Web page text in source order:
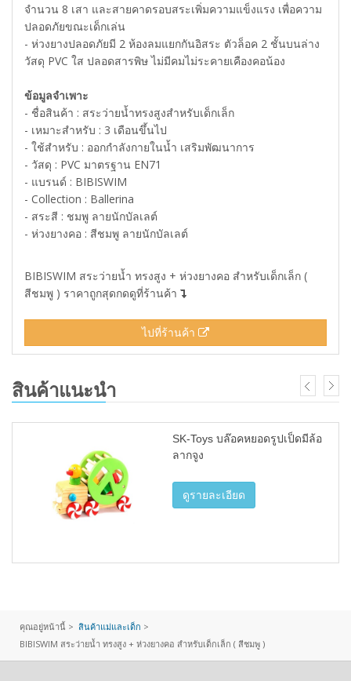
จำนวน 8 เสา และสายคาดรอบสระเพิ่มความแข็งแรง เพื่อความ
ปลอดภัยขณะเด็กเล่น
- ห่วงยางปลอดภัยมี 2 ห้องลมแยกกันอิสระ ตัวล็อค 2 ชั้นบนล่าง
วัสดุ PVC ใส ปลอดสารพิษ ไม่มีคมไม่ระคายเคืองคอน้อง
ข้อมูลจำเพาะ
- ชื่อสินค้า : สระว่ายน้ำทรงสูงสำหรับเด็กเล็ก
- เหมาะสำหรับ : 3 เดือนขึ้นไป
- ใช้สำหรับ : ออกกำลังกายในน้ำ เสริมพัฒนาการ
- วัสดุ : PVC มาตรฐาน EN71
- แบรนด์ : BIBISWIM
- Collection : Ballerina
- สระสี : ชมพู ลายนักบัลเลต์
- ห่วงยางคอ : สีชมพู ลายนักบัลเลต์
BIBISWIM สระว่ายน้ำ ทรงสูง + ห่วงยางคอ สำหรับเด็กเล็ก (
สีชมพู ) ราคาถูกสุดกดดูที่ร้านค้า
ไปที่ร้านค้า
สินค้าแนะนำ
SK-Toys บล๊อคหยอดรูปเป็ดมีล้อ
ลากจูง
ดูรายละเอียด
คุณอยู่หน้านี้ > สินค้าแม่และเด็ก >
BIBISWIM สระว่ายน้ำ ทรงสูง + ห่วงยางคอ สำหรับเด็กเล็ก ( สีชมพู )